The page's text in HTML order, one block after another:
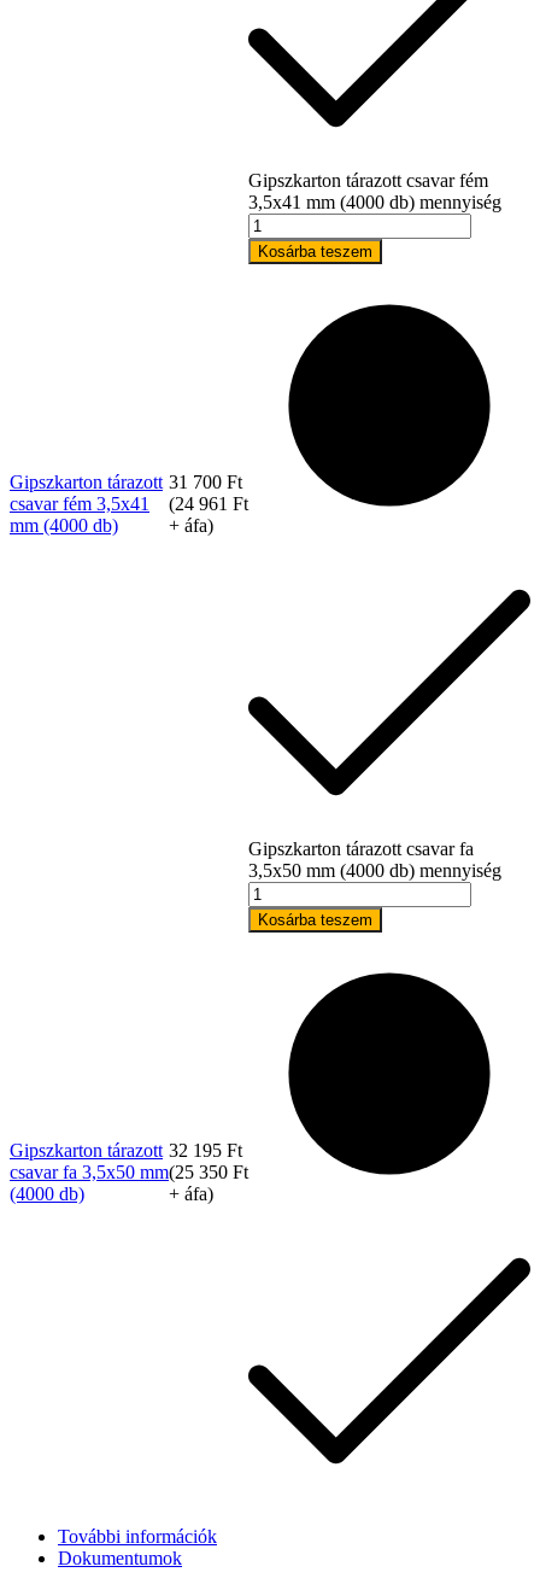
Gipszkarton tárazott
csavar fém 3,5x41
mm (4000 db)
31 700 Ft
(24 961 Ft
+ áfa)
Gipszkarton tárazott csavar fém
3,5x41 mm (4000 db) mennyiség
Kosárba teszem
Gipszkarton tárazott
csavar fa 3,5x50 mm
(4000 db)
32 195 Ft
(25 350 Ft
+ áfa)
Gipszkarton tárazott csavar fa
3,5x50 mm (4000 db) mennyiség
Kosárba teszem
További információk
Dokumentumok